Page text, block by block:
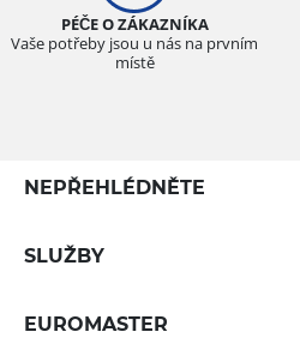
PÉČE O ZÁKAZNÍKA
Vaše potřeby jsou u nás na prvním
místě
NEPŘEHLÉDNĚTE
SLUŽBY
EUROMASTER